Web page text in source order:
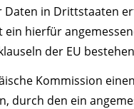
in Drittstaaten
hierfür
der EU
Kommission
durch den ein